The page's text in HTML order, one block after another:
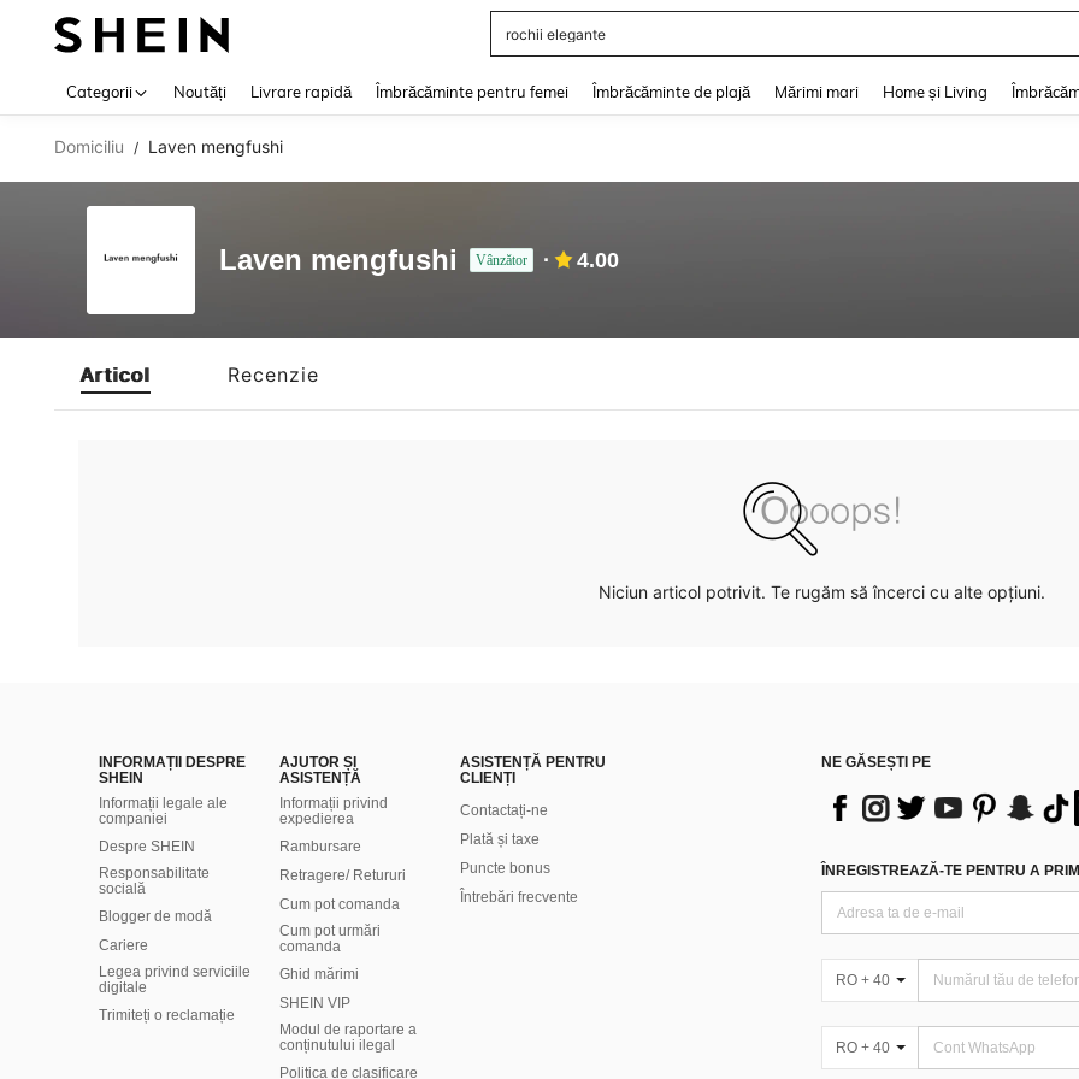
rochii elegante
Categorii Noutăți Livrare rapidă Îmbrăcăminte pentru femei Îmbrăcăminte de plajă Mărimi mari Home și Living
Domiciliu / Laven mengfushi
Laven mengfushi Vânzător 4.00
Articol Recenzie
Niciun articol potrivit. Te rugăm să încerci cu alte opțiuni.
INFORMAȚII DESPRE
SHEIN
Informații legale ale
companiei
Despre SHEIN
Responsabilitate
socială
Blogger de modă
Cariere
Legea privind serviciile
digitale
Trimiteți o reclamație
AJUTOR ȘI
ASISTENȚĂ
Informații privind
expedierea
Rambursare
Retragere/ Retururi
Cum pot comanda
Cum pot urmări
comanda
Ghid mărimi
SHEIN VIP
Modul de raportare a
conținutului ilegal
Politica de clasificare
ASISTENȚĂ PENTRU
CLIENȚI
Contactați-ne
Plată și taxe
Puncte bonus
Întrebări frecvente
NE GĂSEȘTI PE
ÎNREGISTREAZĂ-TE PENTRU A
RO + 40
RO + 40